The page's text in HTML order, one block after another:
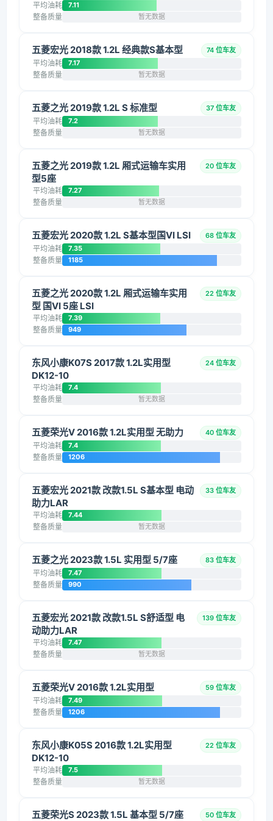
平均油耗 7.11
整备质量 暂无数据
五菱宏光 2018款 1.2L 经典款S基本型 74 位车友
平均油耗 7.17
整备质量 暂无数据
五菱之光 2019款 1.2L S 标准型 37 位车友
平均油耗 7.2
整备质量 暂无数据
五菱之光 2019款 1.2L 厢式运输车实用
型5座
20 位车友
平均油耗 7.27
整备质量 暂无数据
五菱宏光 2020款 1.2L S基本型国VI LSI 68 位车友
平均油耗 7.35
整备质量 1185
五菱之光 2020款 1.2L 厢式运输车实用
型 国VI 5座 LSI
22 位车友
平均油耗 7.39
整备质量 949
东风小康K07S 2017款 1.2L实用型
DK12-10
24 位车友
平均油耗 7.4
整备质量 暂无数据
五菱荣光V 2016款 1.2L实用型 无助力 40 位车友
平均油耗 7.4
整备质量 1206
五菱宏光 2021款 改款1.5L S基本型 电动
助力LAR
33 位车友
平均油耗 7.44
整备质量 暂无数据
五菱之光 2023款 1.5L 实用型 5/7座 83 位车友
平均油耗 7.47
整备质量 990
五菱宏光 2021款 改款1.5L S舒适型 电
动助力LAR
139 位车友
平均油耗 7.47
整备质量 暂无数据
五菱荣光V 2016款 1.2L实用型 59 位车友
平均油耗 7.49
整备质量 1206
东风小康K05S 2016款 1.2L实用型
DK12-10
22 位车友
平均油耗 7.5
整备质量 暂无数据
五菱荣光S 2023款 1.5L 基本型 5/7座 50 位车友